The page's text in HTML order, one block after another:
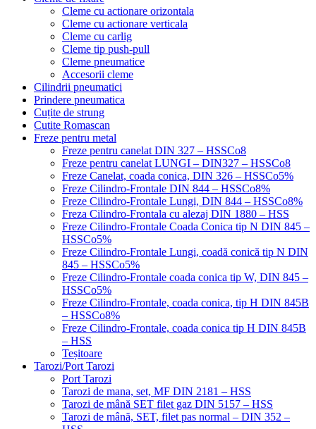
Cleme cu actionare orizontala
Cleme cu actionare verticala
Cleme cu carlig
Cleme tip push-pull
Cleme pneumatice
Accesorii cleme
Cilindrii pneumatici
Prindere pneumatica
Cuțite de strung
Cutite Romascan
Freze pentru metal
Freze pentru canelat DIN 327 – HSSCo8
Freze pentru canelat LUNGI – DIN327 – HSSCo8
Freze Canelat, coada conica, DIN 326 – HSSCo5%
Freze Cilindro-Frontale DIN 844 – HSSCo8%
Freze Cilindro-Frontale Lungi, DIN 844 – HSSCo8%
Freza Cilindro-Frontala cu alezaj DIN 1880 – HSS
Freze Cilindro-Frontale Coada Conica tip N DIN 845 –
HSSCo5%
Freze Cilindro-Frontale Lungi, coadă conică tip N DIN
845 – HSSCo5%
Freze Cilindro-Frontale coada conica tip W, DIN 845 –
HSSCo5%
Freze Cilindro-Frontale, coada conica, tip H DIN 845B
– HSSCo8%
Freze Cilindro-Frontale, coada conica tip H DIN 845B
– HSS
Teșitoare
Tarozi/Port Tarozi
Port Tarozi
Tarozi de mana, set, MF DIN 2181 – HSS
Tarozi de mână SET filet gaz DIN 5157 – HSS
Tarozi de mână, SET, filet pas normal – DIN 352 –